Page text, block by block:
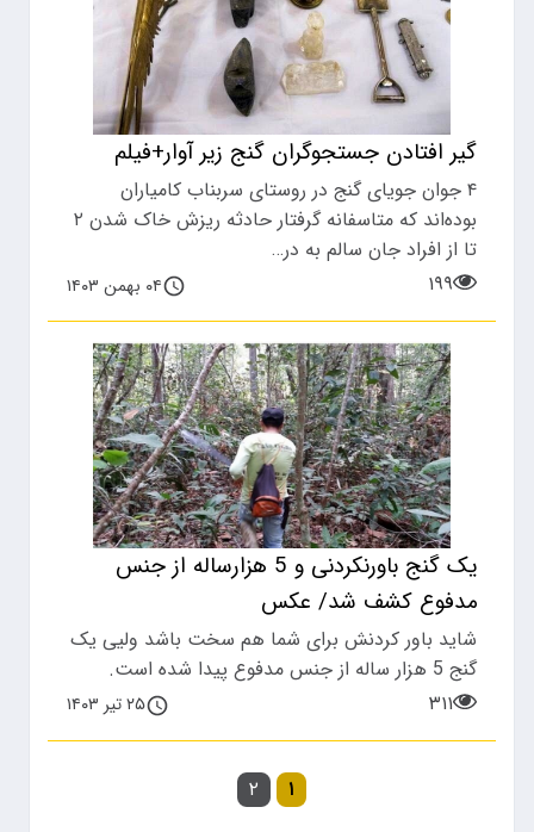
گیر افتادن جستجوگران گنج زیر آوار+فیلم
۴ جوان جویای گنج در روستای سربناب کامیاران
بوده‌اند که متاسفانه گرفتار حادثه ریزش خاک شدن ۲
تا از افراد جان سالم به در…
۱۹۹
۰۴ بهمن ۱۴۰۳
یک گنج باورنکردنی و 5 هزارساله از جنس
مدفوع کشف شد/ عکس
​شاید باور کردنش برای شما هم سخت باشد ولیی یک
گنج 5 هزار ساله از جنس مدفوع پیدا شده است.
۳۱۱
۲۵ تیر ۱۴۰۳
۱ ۲